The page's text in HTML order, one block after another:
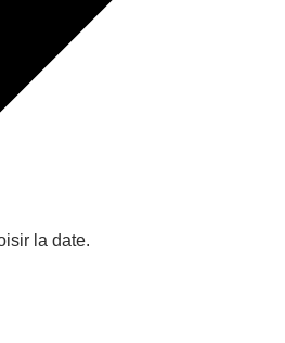
la date.